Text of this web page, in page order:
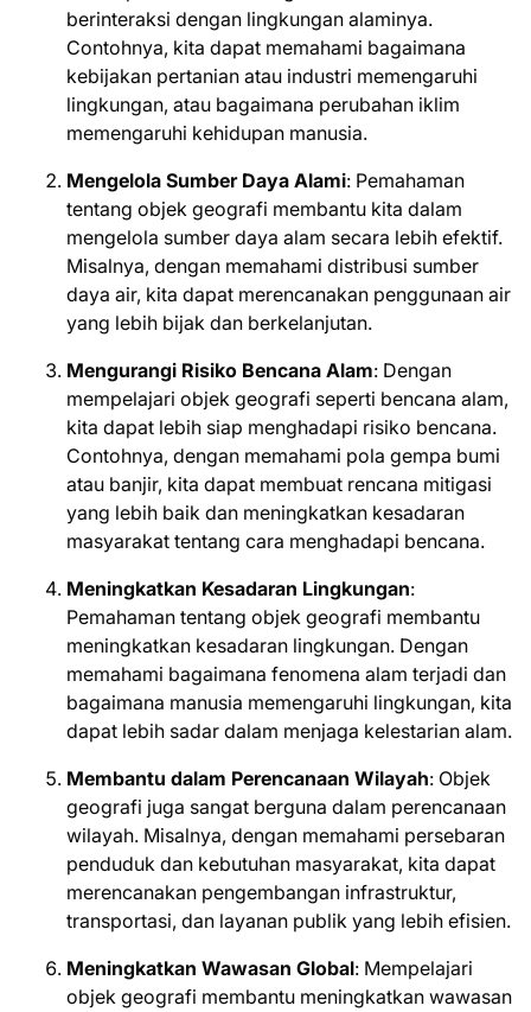
berinteraksi dengan lingkungan alaminya.
Contohnya, kita dapat memahami bagaimana
kebijakan pertanian atau industri memengaruhi
lingkungan, atau bagaimana perubahan iklim
memengaruhi kehidupan manusia.
Mengelola Sumber Daya Alami: Pemahaman
tentang objek geografi membantu kita dalam
mengelola sumber daya alam secara lebih efektif.
Misalnya, dengan memahami distribusi sumber
daya air, kita dapat merencanakan penggunaan air
yang lebih bijak dan berkelanjutan.
Mengurangi Risiko Bencana Alam: Dengan
mempelajari objek geografi seperti bencana alam,
kita dapat lebih siap menghadapi risiko bencana.
Contohnya, dengan memahami pola gempa bumi
atau banjir, kita dapat membuat rencana mitigasi
yang lebih baik dan meningkatkan kesadaran
masyarakat tentang cara menghadapi bencana.
Meningkatkan Kesadaran Lingkungan:
Pemahaman tentang objek geografi membantu
meningkatkan kesadaran lingkungan. Dengan
memahami bagaimana fenomena alam terjadi dan
bagaimana manusia memengaruhi lingkungan, kita
dapat lebih sadar dalam menjaga kelestarian alam.
Membantu dalam Perencanaan Wilayah: Objek
geografi juga sangat berguna dalam perencanaan
wilayah. Misalnya, dengan memahami persebaran
penduduk dan kebutuhan masyarakat, kita dapat
merencanakan pengembangan infrastruktur,
transportasi, dan layanan publik yang lebih efisien.
Meningkatkan Wawasan Global: Mempelajari
objek geografi membantu meningkatkan wawasan